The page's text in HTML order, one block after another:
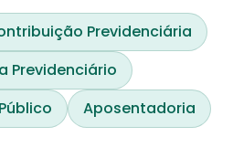
Previdenciária
Previdenciário
Aposentadoria